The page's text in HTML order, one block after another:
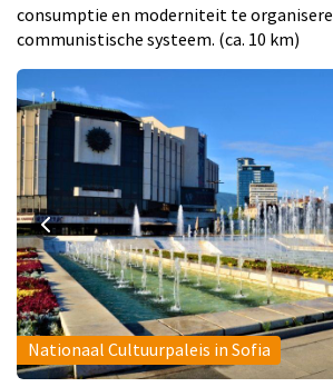
consumptie en moderniteit te
communistische systeem. (ca. 10 km)
Nationaal Cultuurpaleis in Sofia